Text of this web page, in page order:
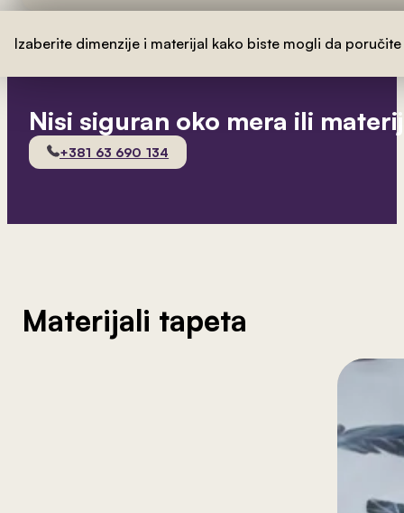
Izaberite dimenzije i materijal kako biste mogli da
Nisi siguran oko mera ili
+381 63 690 134
Materijali tapeta